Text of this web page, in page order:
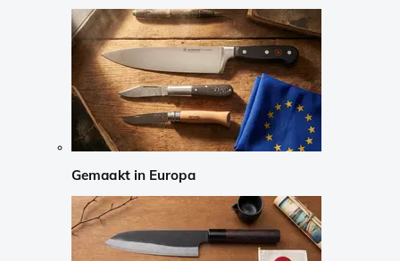
Gemaakt in Europa